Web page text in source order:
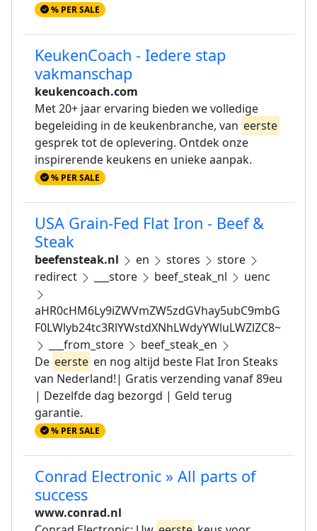
% PER SALE
KeukenCoach - Iedere stap
vakmanschap
keukencoach.com
Met 20+ jaar ervaring bieden we volledige
begeleiding in de keukenbranche, van eerste
gesprek tot de oplevering. Ontdek onze
inspirerende keukens en unieke aanpak.
% PER SALE
USA Grain-Fed Flat Iron - Beef &
Steak
beefensteak.nl en stores
store
redirect
___store beef_steak_nl uenc
aHR0cHM6Ly9iZWVmZW5zdGVhay5ubC9mbG
F0LWlyb24tc3RlYWstdXNhLWdyYWluLWZlZC8~
___from_store
beef_steak_en
De eerste en nog altijd beste Flat Iron Steaks
van Nederland!| Gratis verzending vanaf 89eu
| Dezelfde dag bezorgd | Geld terug
garantie.
% PER SALE
Conrad Electronic » All parts of
success
www.conrad.nl